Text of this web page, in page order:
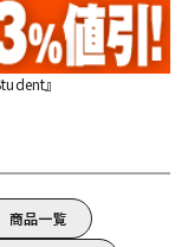
』
商品一覧